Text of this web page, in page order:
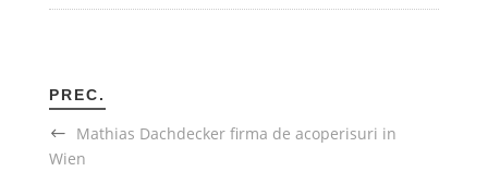
PREC.
Mathias Dachdecker firma de acoperisuri in
Wien